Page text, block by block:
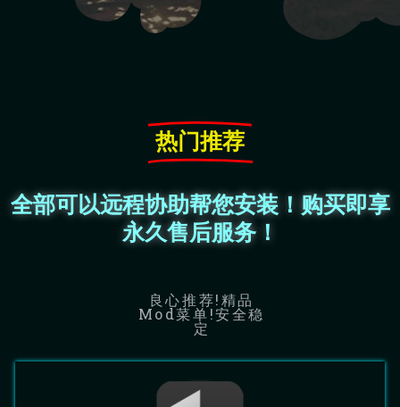
热门推荐
全部可以远程协助帮您安装！购买即享
永久售后服务！
良心推荐!精品
Mod菜单!安全稳
定